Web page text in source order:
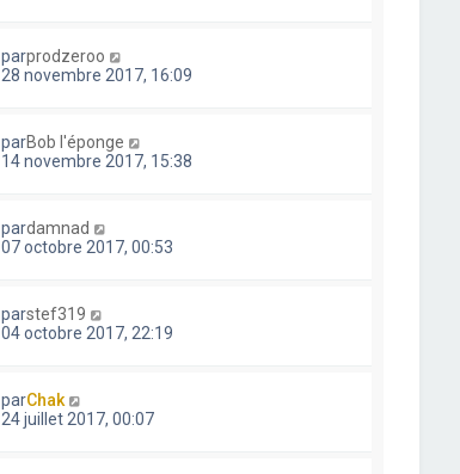
parprodzeroo
28 novembre 2017, 16:09
parBob l'éponge
14 novembre 2017, 15:38
pardamnad
07 octobre 2017, 00:53
parstef319
04 octobre 2017, 22:19
parChak
24 juillet 2017, 00:07